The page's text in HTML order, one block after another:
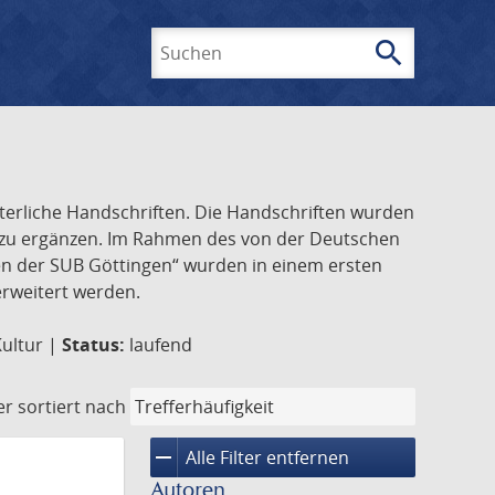
search
Handschriften. Die Handschriften wurden
ergänzen. Im Rahmen des von der Deutschen
SUB Göttingen“ wurden in einem ersten
werden.
| Status: laufend
sortiert nach
remove Alle Filter entfernen